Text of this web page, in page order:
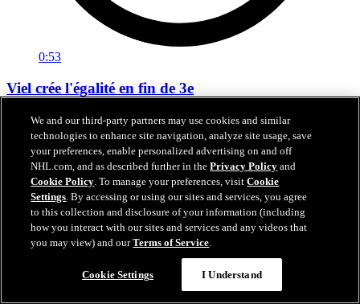
0:53
Viel crée l'égalité en fin de 3e
EDM@ANA: Viel crée l'égalité en fin de 3e
27 avr. 2026
We and our third-party partners may use cookies and similar
technologies to enhance site navigation, analyze site usage, save
your preferences, enable personalized advertising on and off
NHL.com, and as described further in thePrivacy Policy and
Cookie Policy. To manage your preferences, visitCookie
Settings. By accessing or using our sites and services, you agree
to this collection and disclosure of your information (including
how you interact with our sites and services and any videos that
you may view) and ourTerms of Service.
Cookie Settings I Understand